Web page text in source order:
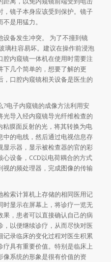
镜子本身应该受到保护。镜子
是用猛力。
备发生冲突。 为了不撞到镜
璃柱容易坏。建议在操作前浸泡
内窥镜一体机在使用时需要注
几个简单的，想要了解的更
口腔内窥镜相关设备是医生的
子内窥镜的成像方法利用安
导入经内窥镜导光纤维检查的
粘膜面反射的光，将其转换为电
中的电线，然后通过电视信息存
示器，显示被检查器的官的彩
设备，CCD以电荷耦合的方式
的频处理器，完成图像的传输
索计算机上存储的相同医用记
显示在屏幕上，将诊疗一览无
，患者可以直接确认自己的病
以便继续诊疗，从而尽快对医
录临床的变化过程对医生积累
具有重要价值。特别是临床上
系统的形象是很有价值的资